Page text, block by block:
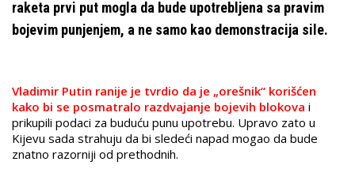
raketa prvi put mogla da bude upotrebljena sa pravim
bojevim punjenjem, a ne samo kao demonstracija sile.
Vladimir Putin ranije je tvrdio da je „orešnik“ korišćen
kako bi se posmatralo razdvajanje bojevih blokova i
prikupili podaci za buduću punu upotrebu. Upravo zato u
Kijevu sada strahuju da bi sledeći napad mogao da bude
znatno razorniji od prethodnih.